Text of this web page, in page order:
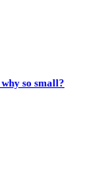
so small?